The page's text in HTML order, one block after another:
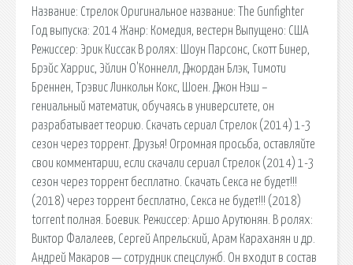
Название: Стрелок Оригинальное название: The Gunfighter
Год выпуска: 2014 Жанр: Комедия, вестерн Выпущено: США
Режиссер: Эрик Киссак В ролях: Шоун Парсонс, Скотт Бинер,
Брэйс Харрис, Эйлин О'Коннелл, Джордан Блэк, Тимоти
Бреннен, Трэвис Линкольн Кокс, Шоен. Джон Нэш –
гениальный математик, обучаясь в университете, он
разрабатывает теорию. Скачать сериал Стрелок (2014) 1-3
сезон через торрент. Друзья! Огромная просьба, оставляйте
свои комментарии, если скачали сериал Стрелок (2014) 1-3
сезон через торрент бесплатно. Скачать Секса не будет!!!
(2018) через торрент бесплатно, Секса не будет!!! (2018)
torrent полная. Боевик. Режиссер: Аршо Арутюнян. В ролях:
Виктор Фалалеев, Сергей Апрельский, Арам Караханян и др.
Андрей Макаров — сотрудник спецслужб. Он входит в состав